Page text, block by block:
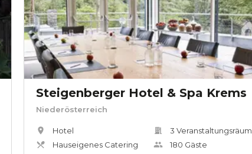
Steigenberger Hotel & Spa Krems
Niederösterreich
Hotel
Hauseigenes Catering
3 Veranstaltungsräum
180 Gäste